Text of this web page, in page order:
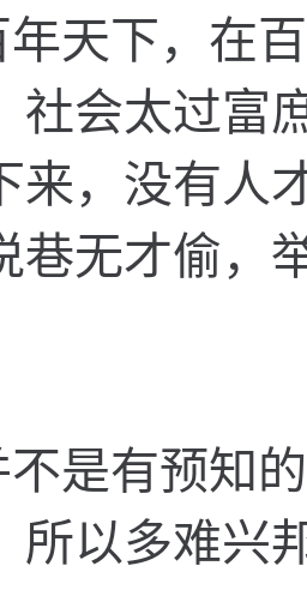
年天下， 在百
社会太过富
来， 没有人
巷无才偷，
不是有预知的
所以多难兴